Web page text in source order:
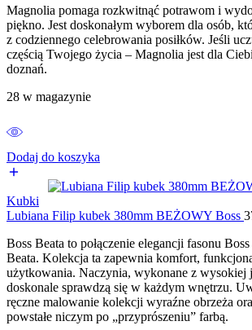
Magnolia pomaga rozkwitnąć potrawom i
piękno. Jest doskonałym wyborem dla osób,
z codziennego celebrowania posiłków. Jeśli
częścią Twojego życia – Magnolia jest dla
doznań.
28 w magazynie
Dodaj do koszyka
Kubki
Lubiana Filip kubek 380mm BEŻOWY Boss
Boss Beata to połączenie elegancji fasonu
Beata. Kolekcja ta zapewnia komfort,
użytkowania. Naczynia, wykonane z wysokiej
doskonale sprawdzą się w każdym wnętrzu.
ręczne malowanie kolekcji wyraźne obrzeża
powstałe niczym po „przyprószeniu” farbą.